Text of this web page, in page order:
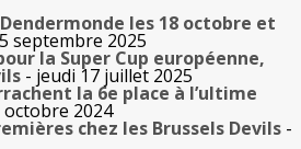
les 18 octobre et
septembre 2025
la Super Cup européenne,
- jeudi 17 juillet 2025
la 6e place à l’ultime
octobre 2024
chez les Brussels Devils -